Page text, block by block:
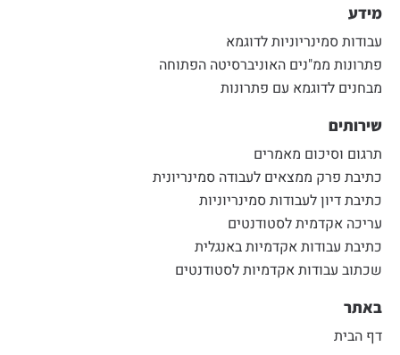
מידע
עבודות סמינריוניות לדוגמא
פתרונות ממ"נים האוניברסיטה הפתוחה
מבחנים לדוגמא עם פתרונות
שירותים
תרגום וסיכום מאמרים
כתיבת פרק ממצאים לעבודה סמינריונית
כתיבת דיון לעבודות סמינריוניות
עריכה אקדמית לסטודנטים
כתיבת עבודות אקדמיות באנגלית
שכתוב עבודות אקדמיות לסטודנטים
באתר
דף הבית